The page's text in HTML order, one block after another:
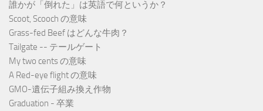
誰かが「倒れた」は英語で何というか？
Scoot, Scooch の意味
Grass-fed Beef はどんな牛肉？
Tailgate -- テールゲート
My two cents の意味
A Red-eye flight の意味
GMO-遺伝子組み換え作物
Graduation - 卒業